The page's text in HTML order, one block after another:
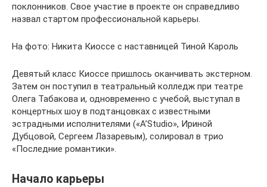
поклонников. Свое участие в проекте он справедливо
назвал стартом профессиональной карьеры.
На фото: Никита Киоссе с наставницей Тиной Кароль
Девятый класс Киоссе пришлось оканчивать экстерном.
Затем он поступил в театральный колледж при театре
Олега Табакова и, одновременно с учебой, выступал в
концертных шоу в подтанцовках с известными
эстрадными исполнителями («A’Studio», Ириной
Дубцовой, Сергеем Лазаревым), солировал в трио
«Последние романтики».
Начало карьеры